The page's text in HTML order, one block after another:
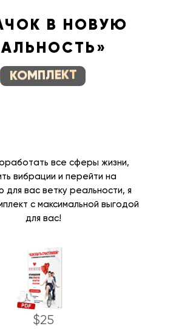
КОМПЛЕКТ
В НОВУЮ
все сферы жизни,
вибрации и перейти на
для вас ветку реальности, я
с максимальной выгодой
для вас!
$25